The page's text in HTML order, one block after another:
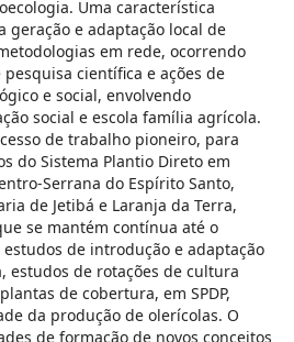
Uma característica
geração e adaptação local de
em rede, ocorrendo
científica e ações de
e social, envolvendo
social e escola família agrícola.
de trabalho pioneiro, para
do Sistema Plantio Direto em
Serrana do Espírito Santo,
de Jetibá e Laranja da Terra,
se mantém contínua até o
de introdução e adaptação
estudos de rotações de cultura
de cobertura, em SPDP,
da produção de olerícolas. O
de formação de novos conceitos